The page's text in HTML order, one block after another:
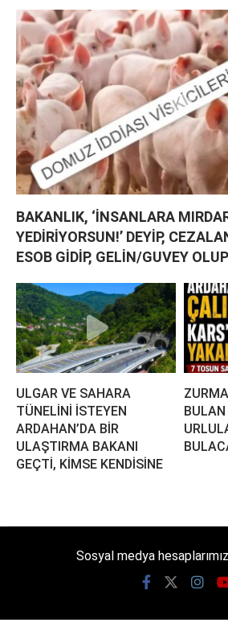
BAKANLIK, ‘İNSANLARA
YEDİRİYORSUN!’ DEYİP,
ESOB GİDİP, GELİN/GUVEY OLUP
ULGAR VE SAHARA
TÜNELİNİ İSTEYEN
ARDAHAN’DA BİR
ULAŞTIRMA BAKANI
GEÇTİ, KİMSE KENDİSİNE
Sosyal medya